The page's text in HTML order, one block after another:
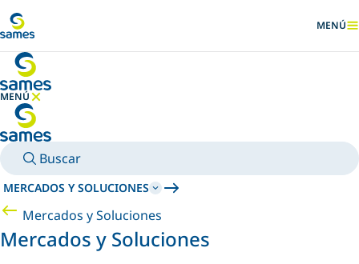
MENÚ
MENÚ
OCULTAR MENÚ
Buscar
MERCADOS Y SOLUCIONES
Mercados y Soluciones
Mercados y Soluciones